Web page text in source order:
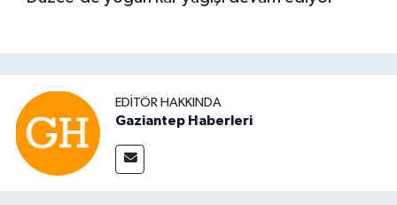
EDITÖR HAKKINDA
Gaziantep Haberleri